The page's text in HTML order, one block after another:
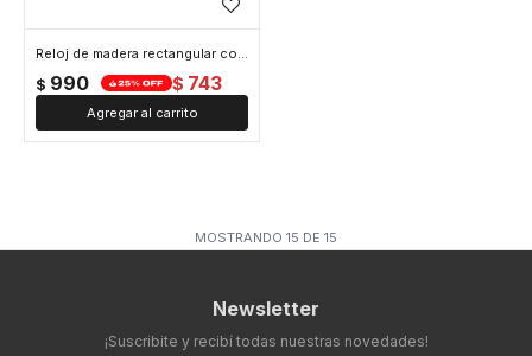
Reloj de madera rectangular con luz led blanca chico
$ 990 $ 743
MOSTRANDO 15 DE 15
Newsletter
¡Suscribite y recibí todas nuestras novedades!